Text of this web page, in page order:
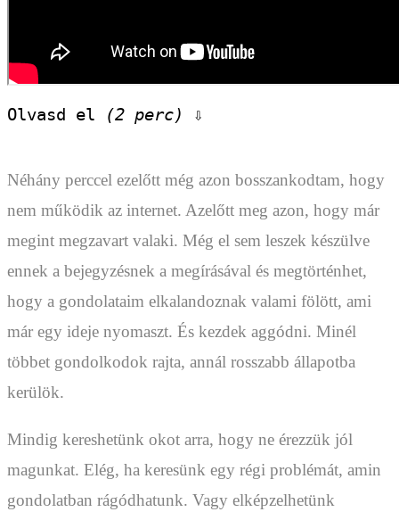
Olvasd el (2 perc) ⇩
Néhány perccel ezelőtt még azon bosszankodtam, hogy
nem működik az internet. Azelőtt meg azon, hogy már
megint megzavart valaki. Még el sem leszek készülve
ennek a bejegyzésnek a megírásával és megtörténhet,
hogy a gondolataim elkalandoznak valami fölött, ami
már egy ideje nyomaszt. És kezdek aggódni. Minél
többet gondolkodok rajta, annál rosszabb állapotba
kerülök.
Mindig kereshetünk okot arra, hogy ne érezzük jól
magunkat. Elég, ha keresünk egy régi problémát, amin
gondolatban rágódhatunk. Vagy elképzelhetünk